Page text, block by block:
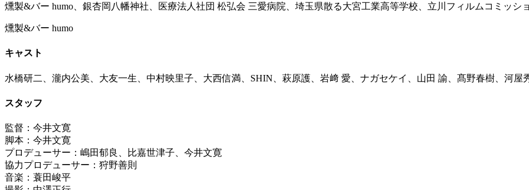
燻製&バー humo、銀杏岡八幡神社、医療法人社団 松弘会 三愛病院、埼玉県散る大宮工業高等学校、立川フィルムコミッシ
燻製&バー humo
キャスト
水橋研二、瀧内公美、大友一生、中村映里子、大西信満、SHIN、萩原護、岩﨑 愛、ナガセケイ、山田 諭、髙野春樹、河屋
スタッフ
監督：今井文寛
脚本：今井文寛
プロデューサー：嶋田郁良、比嘉世津子、今井文寛
協力プロデューサー：狩野善則
音楽：蓑田峻平